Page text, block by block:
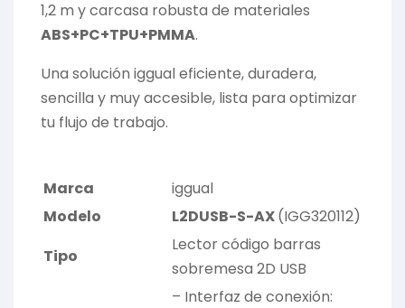
1,2 m y carcasa robusta de materiales
ABS+PC+TPU+PMMA.
Una solución iggual eficiente, duradera,
sencilla y muy accesible, lista para optimizar
tu flujo de trabajo.
Marca
iggual
Modelo
L2DUSB-S-AX(IGG320112)
Tipo
Lector código barras
sobremesa 2D USB
– Interfaz de conexión: